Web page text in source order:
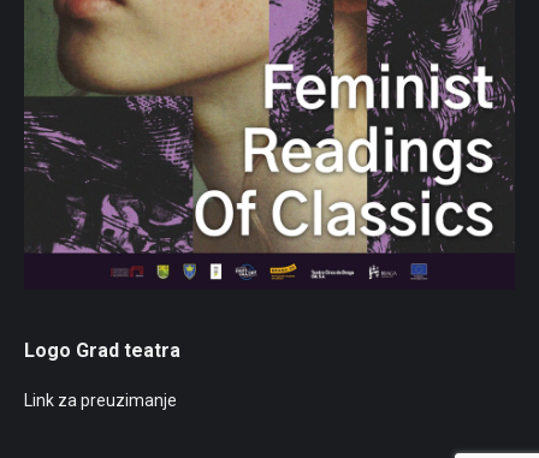
Logo Grad teatra
Link za preuzimanje